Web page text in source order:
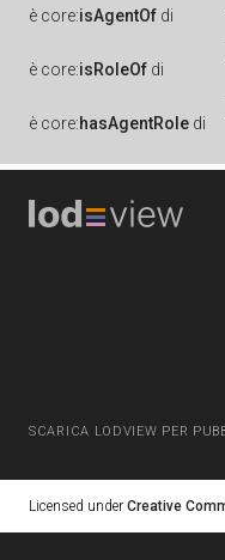
è core:isAgentOf di
è core:isRoleOf di
è core:hasAgentRole di
SCARICA LODVIEW PER
Licensed under Creative